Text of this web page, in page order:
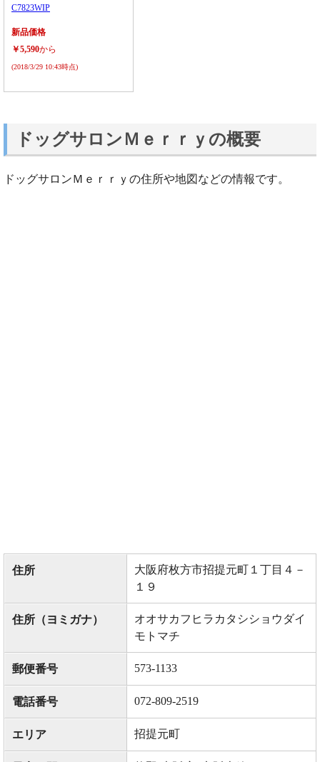
C7823WIP
新品価格
￥5,590から
(2018/3/29 10:43時点)
ドッグサロンＭｅｒｒｙの概要
ドッグサロンＭｅｒｒｙの住所や地図などの情報です。
住所
大阪府枚方市招提元町１丁目４－
１９
住所（ヨミガナ）
オオサカフヒラカタシショウダイ
モトマチ
郵便番号 573-1133
電話番号 072-809-2519
エリア 招提元町